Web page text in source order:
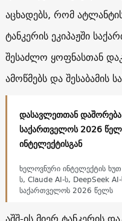
აცხადებს, რომ
ტანკერის ეკიპაჟში
შესაძლო ყოფნასთან
ამოწმებს და შესაბამის
დასავლეთთან
საქართველოს 2026
ინტელექტისგან
ხელოვნური ინტელექტის
ს, Claude AI-ს, DeepSeek
საქართველოს 2026 წელს